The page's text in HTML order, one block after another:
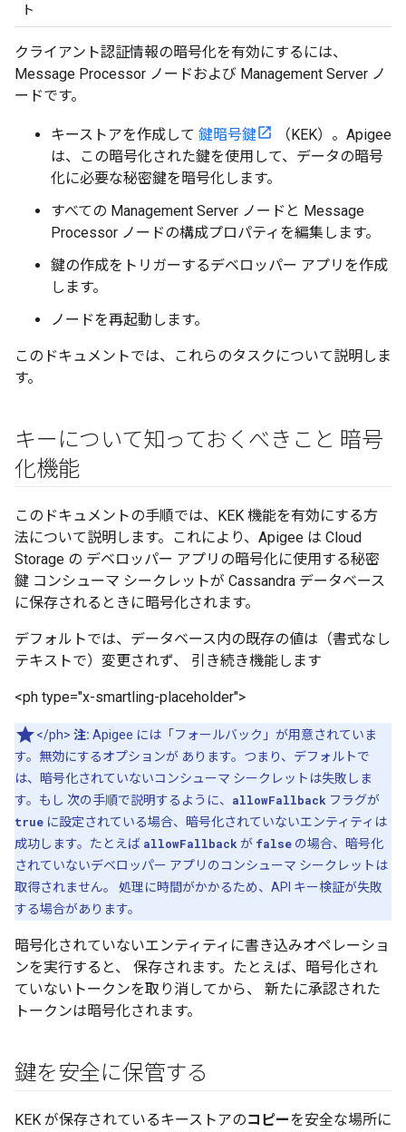
ト
クライアント認証情報の暗号化を有効にするには、
Message Processor ノードおよび Management Server ノ
ードです。
キーストアを作成して 鍵暗号鍵
（KEK）。Apigee
は、この暗号化された鍵を使用して、データの暗号
化に必要な秘密鍵を暗号化します。
すべての Management Server ノードと Message
Processor ノードの構成プロパティを編集します。
鍵の作成をトリガーするデベロッパー アプリを作成
します。
ノードを再起動します。
このドキュメントでは、これらのタスクについて説明しま
す。
キーについて知っておくべきこと 暗号
化機能
このドキュメントの手順では、KEK 機能を有効にする方
法について説明します。これにより、Apigee は Cloud
Storage の デベロッパー アプリの暗号化に使用する秘密
鍵 コンシューマ シークレットが Cassandra データベース
に保存されるときに暗号化されます。
デフォルトでは、データベース内の既存の値は（書式なし
テキストで）変更されず、 引き続き機能します
<ph type="x-smartling-placeholder">
</ph> 注: Apigee には「フォールバック」が用意されていま
す。無効にするオプションが あります。つまり、デフォルトで
は、暗号化されていないコンシューマ シークレットは失敗しま
す。もし 次の手順で説明するように、 allowFallback フラグが
true に設定されている場合、暗号化されていないエンティティは
成功します。たとえば allowFallback が false の場合、暗号化
されていないデベロッパー アプリのコンシューマ シークレットは
取得されません。 処理に時間がかかるため、API キー検証が失敗
する場合があります。
暗号化されていないエンティティに書き込みオペレーショ
ンを実行すると、 保存されます。たとえば、暗号化され
ていないトークンを取り消してから、 新たに承認された
トークンは暗号化されます。
鍵を安全に保管する
KEK が保存されているキーストアのコピーを安全な場所に